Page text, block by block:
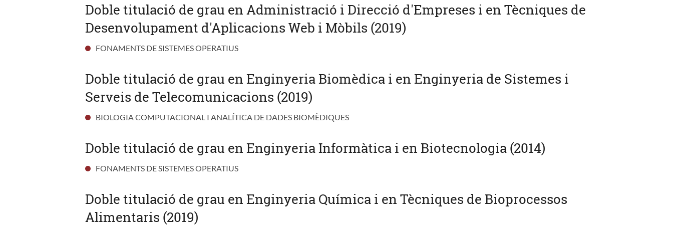
Doble titulació de grau en Administració i Direcció d'Empreses i en Tècniques de
Desenvolupament d'Aplicacions Web i Mòbils (2019)
FONAMENTS DE SISTEMES OPERATIUS
Doble titulació de grau en Enginyeria Biomèdica i en Enginyeria de Sistemes i
Serveis de Telecomunicacions (2019)
BIOLOGIA COMPUTACIONAL I ANALÍTICA DE DADES BIOMÈDIQUES
Doble titulació de grau en Enginyeria Informàtica i en Biotecnologia (2014)
FONAMENTS DE SISTEMES OPERATIUS
Doble titulació de grau en Enginyeria Química i en Tècniques de Bioprocessos
Alimentaris (2019)